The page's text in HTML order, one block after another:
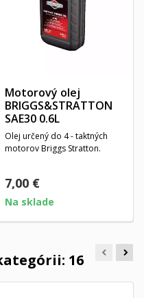
Motorový olej
BRIGGS&STRATTON
SAE30 0.6L
Olej určený do 4 - taktných
motorov Briggs Stratton.
7,00 €
Na sklade
16